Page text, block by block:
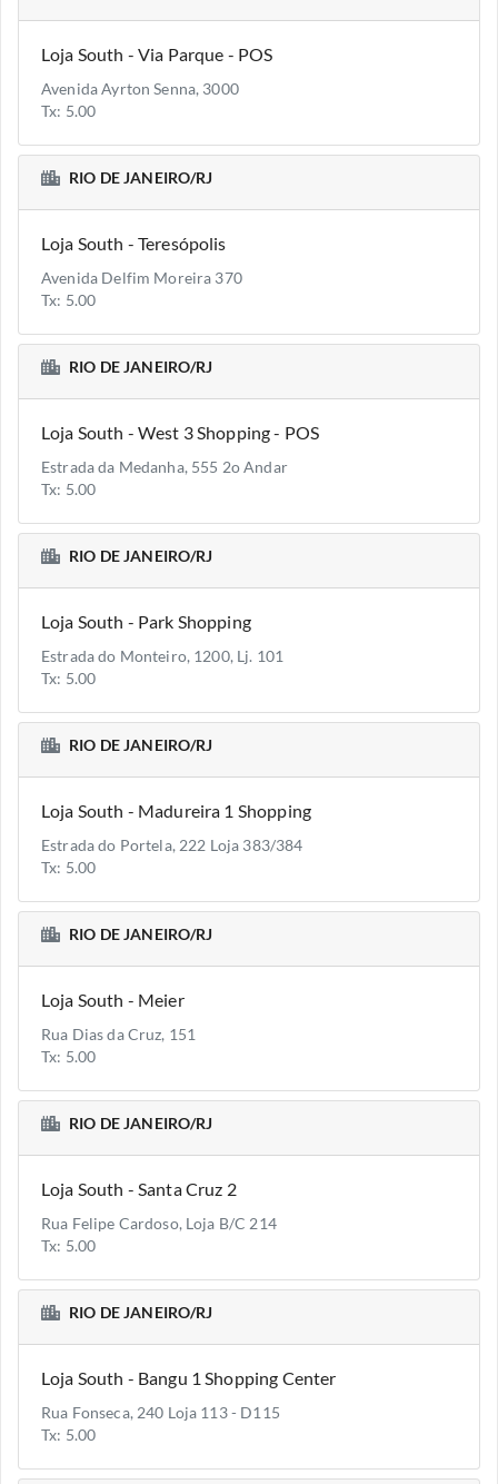
Loja South - Via Parque - POS
Avenida Ayrton Senna, 3000
Tx: 5.00
RIO DE JANEIRO/RJ
Loja South - Teresópolis
Avenida Delfim Moreira 370
Tx: 5.00
RIO DE JANEIRO/RJ
Loja South - West 3 Shopping - POS
Estrada da Medanha, 555 2o Andar
Tx: 5.00
RIO DE JANEIRO/RJ
Loja South - Park Shopping
Estrada do Monteiro, 1200, Lj. 101
Tx: 5.00
RIO DE JANEIRO/RJ
Loja South - Madureira 1 Shopping
Estrada do Portela, 222 Loja 383/384
Tx: 5.00
RIO DE JANEIRO/RJ
Loja South - Meier
Rua Dias da Cruz, 151
Tx: 5.00
RIO DE JANEIRO/RJ
Loja South - Santa Cruz 2
Rua Felipe Cardoso, Loja B/C 214
Tx: 5.00
RIO DE JANEIRO/RJ
Loja South - Bangu 1 Shopping Center
Rua Fonseca, 240 Loja 113 - D115
Tx: 5.00